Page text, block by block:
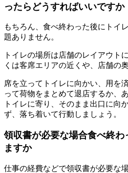
ったらどうすればいいですか
もちろん、食べ終わった後にトイ
題ありません。
トイレの場所は店舗のレイアウト
くは客席エリアの近くや、店舗の
席を立ってトイレに向かい、用を
って荷物をまとめて退店するか、
トイレに寄り、そのまま出口に向
ず、落ち着いて行動しましょう。
領収書が必要な場合食べ終わ
ますか
仕事の経費などで領収書が必要な